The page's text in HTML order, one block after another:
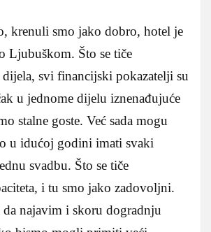
krenuli smo jako dobro, hotel je
Ljubuškom. Što se tiče
svi financijski pokazatelji su
u jednome dijelu iznenađujuće
stalne goste. Već sada mogu
u idućoj godini imati svaki
svadbu. Što se tiče
i tu smo jako zadovoljni.
najavim i skoru dogradnju